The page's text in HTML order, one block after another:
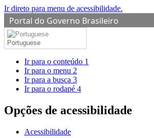
Ir direto para menu de acessibilidade.
Portal do Governo Brasileiro
Portuguese
Ir para o conteúdo 1
Ir para o menu 2
Ir para a busca 3
Ir para o rodapé 4
Opções de acessibilidade
Acessibilidade